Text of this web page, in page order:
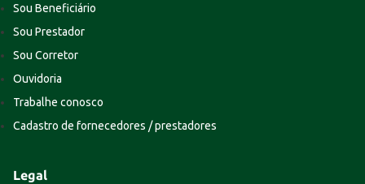
Sou Beneficiário
Sou Prestador
Sou Corretor
Ouvidoria
Trabalhe conosco
Cadastro de fornecedores / prestadores
Legal